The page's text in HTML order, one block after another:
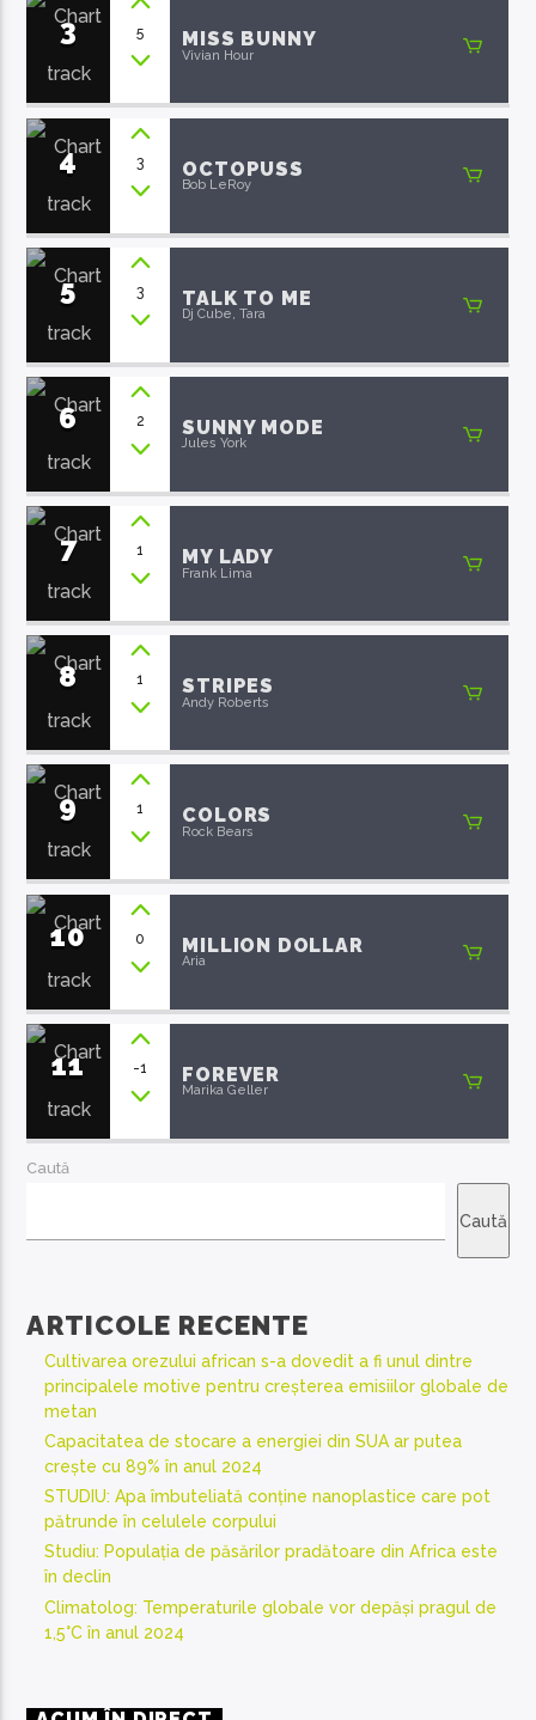
3 5 MISS BUNNY
Vivian Hour
4 3 OCTOPUSS
Bob LeRoy
5 3 TALK TO ME
Dj Cube, Tara
6 2 SUNNY MODE
Jules York
7 1 MY LADY
Frank Lima
8 1 STRIPES
Andy Roberts
9 1 COLORS
Rock Bears
10 0 MILLION DOLLAR
Aria
11 -1 FOREVER
Marika Geller
Caută
Caută
ARTICOLE RECENTE
Cultivarea orezului african s-a dovedit a fi unul dintre
principalele motive pentru creșterea emisiilor globale de
metan
Capacitatea de stocare a energiei din SUA ar putea
crește cu 89% în anul 2024
STUDIU: Apa îmbuteliată conține nanoplastice care pot
pătrunde în celulele corpului
Studiu: Populația de păsărilor pradătoare din Africa este
în declin
Climatolog: Temperaturile globale vor depăși pragul de
1,5°C în anul 2024